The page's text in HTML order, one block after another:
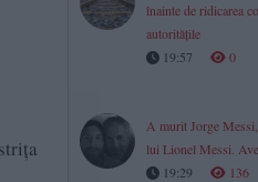
înainte de ridicarea
autoritățile
19:57
0
A murit Jorge
lui Lionel Messi.
19:29
136